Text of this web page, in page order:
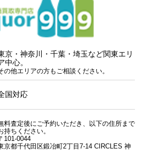
京・神奈川・千葉・埼玉など関東エリ
中心。
の他エリアの方もご相談ください。
国対応
料査定後にご予約いただき、以下の住所まで
持ちください。
101-0044
京都千代田区鍛冶町2丁目7-14 CIRCLES 神